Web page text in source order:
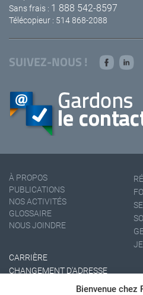
Bienvenue chez
Sans frais : 1 888 542-8597
Télécopieur : 514 868-2088
SUIVEZ-NOUS !
À PROPOS
PUBLICATIONS
NOS ACTIVITÉS
GLOSSAIRE
NOUS JOINDRE
CARRIÈRE
CHANGEMENT D'ADRESSE